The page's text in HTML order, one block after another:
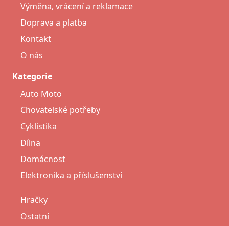
Výměna, vrácení a reklamace
Doprava a platba
Kontakt
O nás
Kategorie
Auto Moto
Chovatelské potřeby
Cyklistika
Dílna
Domácnost
Elektronika a příslušenství
Hračky
Ostatní